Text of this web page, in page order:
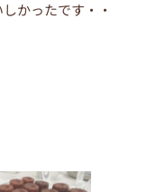
かったです・・